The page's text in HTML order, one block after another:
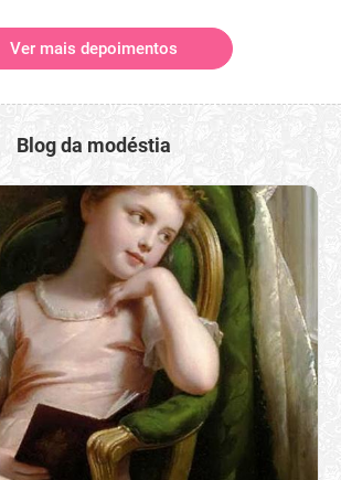
Ver mais depoimentos
Blog da modéstia